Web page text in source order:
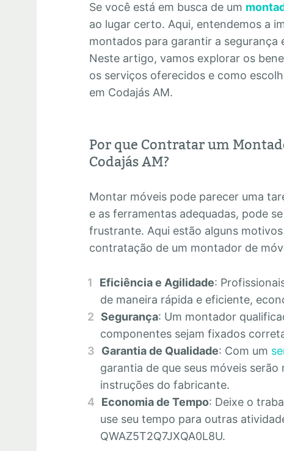
Se você está em busca de um
ao lugar certo. Aqui, entendemos a
montados para garantir a segurança
Neste artigo, vamos explorar os
os serviços oferecidos e como
em Codajás AM.
Por que Contratar um
Codajás AM?
Montar móveis pode parecer uma
e as ferramentas adequadas, pode
frustrante. Aqui estão alguns
contratação de um montador de
Eficiência e Agilidade:
de maneira rápida e eficiente,
Segurança: Um montador
componentes sejam fixados
Garantia de Qualidade: Com um
garantia de que seus móveis
instruções do fabricante.
Economia de Tempo: Deixe o
use seu tempo para outras
QWAZ5T2Q7JXQA0L8U.